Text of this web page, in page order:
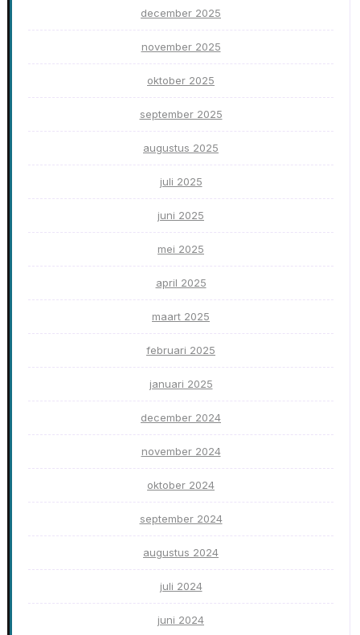
december 2025
november 2025
oktober 2025
september 2025
augustus 2025
juli 2025
juni 2025
mei 2025
april 2025
maart 2025
februari 2025
januari 2025
december 2024
november 2024
oktober 2024
september 2024
augustus 2024
juli 2024
juni 2024